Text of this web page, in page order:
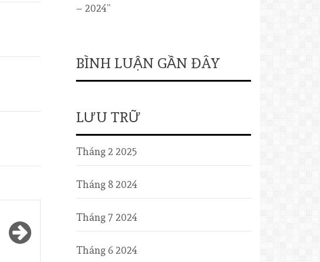
– 2024”
BÌNH LUẬN GẦN ĐÂY
LƯU TRỮ
Tháng 2 2025
Tháng 8 2024
Tháng 7 2024
Tháng 6 2024